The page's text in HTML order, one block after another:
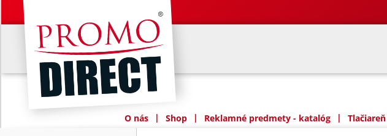
O nás | Shop | Reklamné predmety - katalóg | Tlačiareň